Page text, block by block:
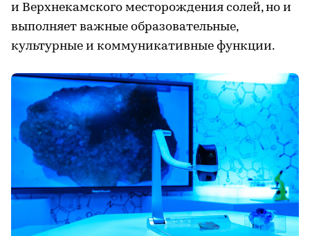
и Верхнекамского месторождения солей, но и
выполняет важные образовательные,
культурные и коммуникативные функции.